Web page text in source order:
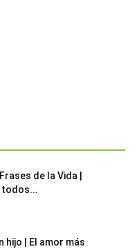
de la Vida |
todos...
hijo | El amor más